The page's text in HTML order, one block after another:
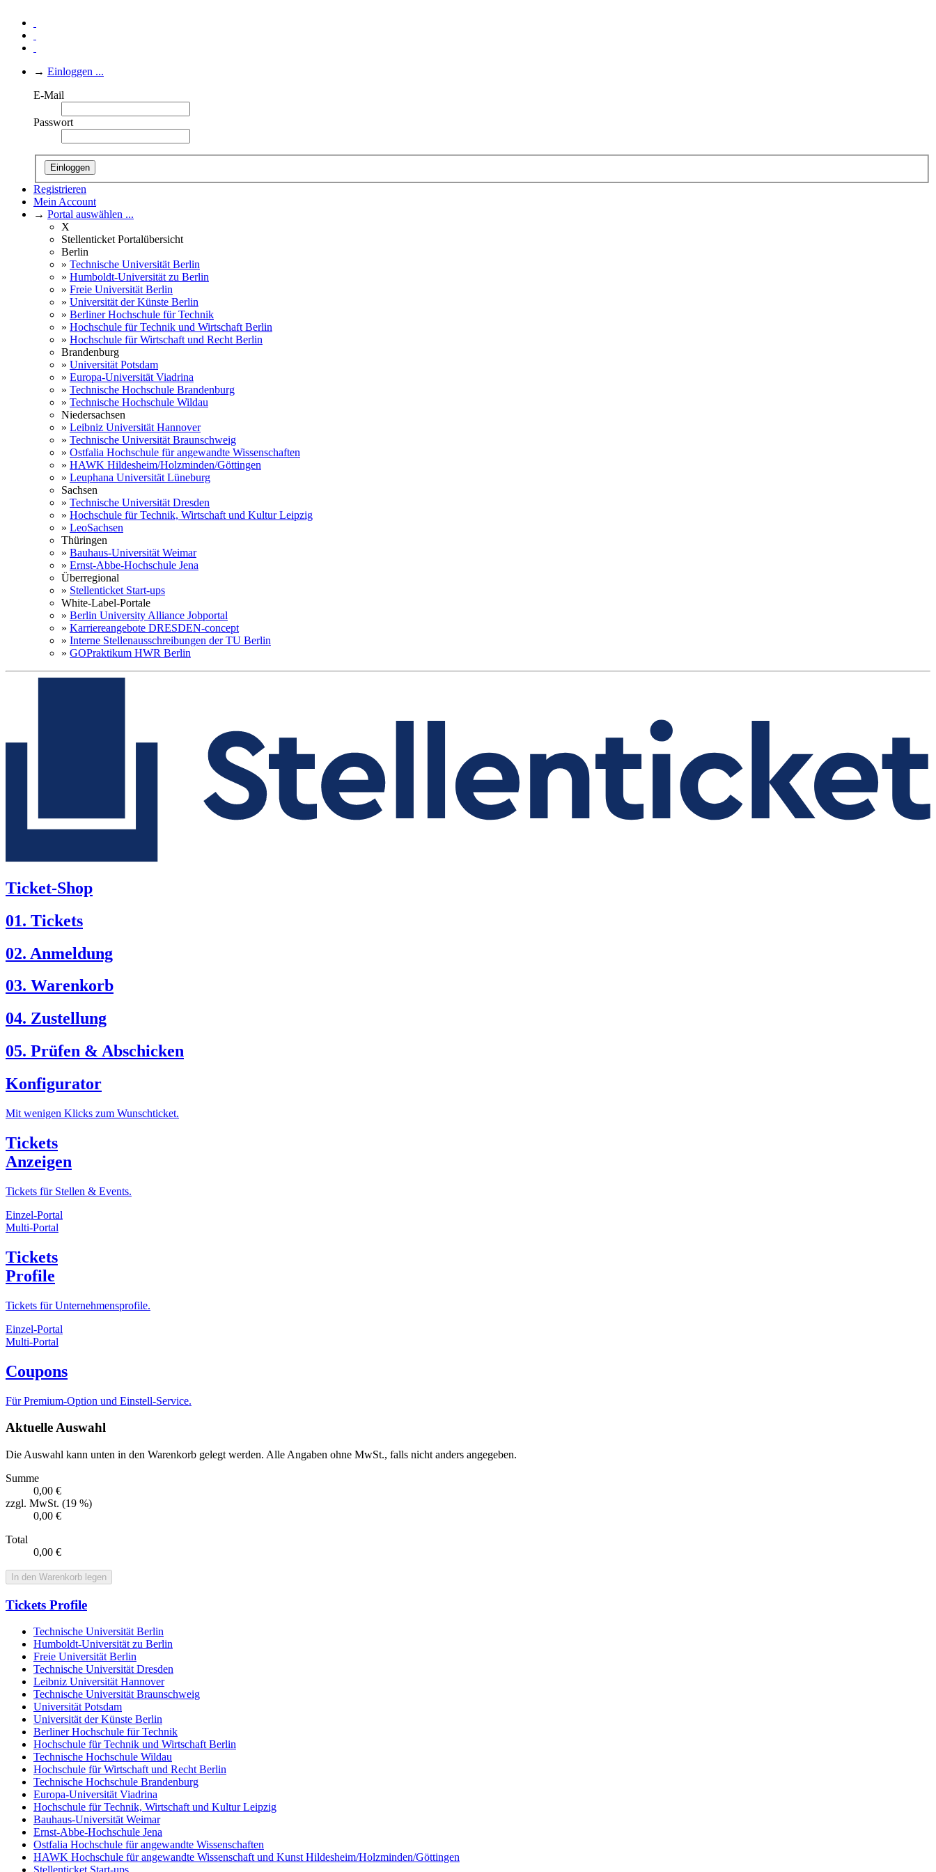
→ Einloggen ...
E-Mail
Passwort
Einloggen
Registrieren
Mein Account
→ Portal auswählen ...
X
Stellenticket Portalübersicht
Berlin
» Technische Universität Berlin
» Humboldt-Universität zu Berlin
» Freie Universität Berlin
» Universität der Künste Berlin
» Berliner Hochschule für Technik
» Hochschule für Technik und Wirtschaft Berlin
» Hochschule für Wirtschaft und Recht Berlin
Brandenburg
» Universität Potsdam
» Europa-Universität Viadrina
» Technische Hochschule Brandenburg
» Technische Hochschule Wildau
Niedersachsen
» Leibniz Universität Hannover
» Technische Universität Braunschweig
» Ostfalia Hochschule für angewandte Wissenschaften
» HAWK Hildesheim/Holzminden/Göttingen
» Leuphana Universität Lüneburg
Sachsen
» Technische Universität Dresden
» Hochschule für Technik, Wirtschaft und Kultur Leipzig
» LeoSachsen
Thüringen
» Bauhaus-Universität Weimar
» Ernst-Abbe-Hochschule Jena
Überregional
» Stellenticket Start-ups
White-Label-Portale
» Berlin University Alliance Jobportal
» Karriereangebote DRESDEN-concept
» Interne Stellenausschreibungen der TU Berlin
» GOPraktikum HWR Berlin
Ticket-Shop
01. Tickets
02. Anmeldung
03. Warenkorb
04. Zustellung
05. Prüfen & Abschicken
Konfigurator
Mit wenigen Klicks zum Wunschticket.
Tickets
Anzeigen
Tickets für Stellen & Events.
Einzel-Portal
Multi-Portal
Tickets
Profile
Tickets für Unternehmensprofile.
Einzel-Portal
Multi-Portal
Coupons
Für Premium-Option und Einstell-Service.
Aktuelle Auswahl
Die Auswahl kann unten in den Warenkorb gelegt werden. Alle Angaben ohne MwSt., falls nicht anders angegeben.
Summe
0,00 €
zzgl. MwSt. (19 %)
0,00 €
Total
0,00 €
In den Warenkorb legen
Tickets Profile
Technische Universität Berlin
Humboldt-Universität zu Berlin
Freie Universität Berlin
Technische Universität Dresden
Leibniz Universität Hannover
Technische Universität Braunschweig
Universität Potsdam
Universität der Künste Berlin
Berliner Hochschule für Technik
Hochschule für Technik und Wirtschaft Berlin
Technische Hochschule Wildau
Hochschule für Wirtschaft und Recht Berlin
Technische Hochschule Brandenburg
Europa-Universität Viadrina
Hochschule für Technik, Wirtschaft und Kultur Leipzig
Bauhaus-Universität Weimar
Ernst-Abbe-Hochschule Jena
Ostfalia Hochschule für angewandte Wissenschaften
HAWK Hochschule für angewandte Wissenschaft und Kunst Hildesheim/Holzminden/Göttingen